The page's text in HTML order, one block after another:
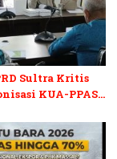
Sultra Kritis
KUA-PPAS